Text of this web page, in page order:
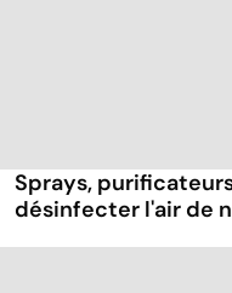
Sprays,
désinfecter l'air de